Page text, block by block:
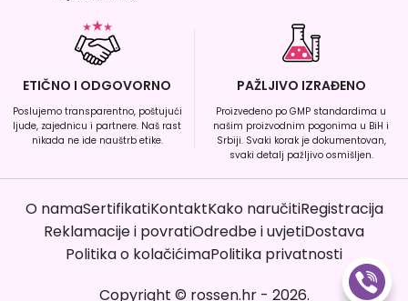
ETIČNO I ODGOVORNO
Poslujemo transparentno, poštujući
ljude, zajednicu i partnere. Naš rast
nikada ne ide nauštrb etike.
PAŽLJIVO IZRAĐENO
Proizvedeno po GMP standardima u
našim proizvodnim pogonima u BiH i
Srbiji. Svaki korak je dokumentovan,
svaki detalj pažljivo osmišljen.
O namaSertifikatiKontaktKako naručitiRegistracija
Reklamacije i povratiOdredbe i uvjetiDostava
Politika o kolačićimaPolitika privatnosti
Copyright © rossen.hr- 2026.